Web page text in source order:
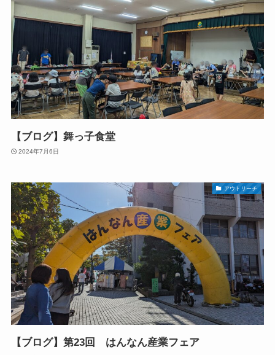
【ブログ】舞っ子食堂
2024年7月6日
アウトリーチ
【ブログ】第23回 はんなん産業フェア